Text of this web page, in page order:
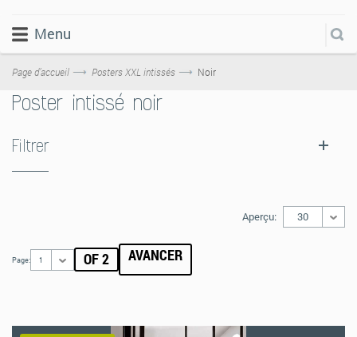
Menu
Page d’accueil Posters XXL intissés Noir
Poster intissé noir
Filtrer
Aperçu: 30
Page: 1 OF 2 AVANCER